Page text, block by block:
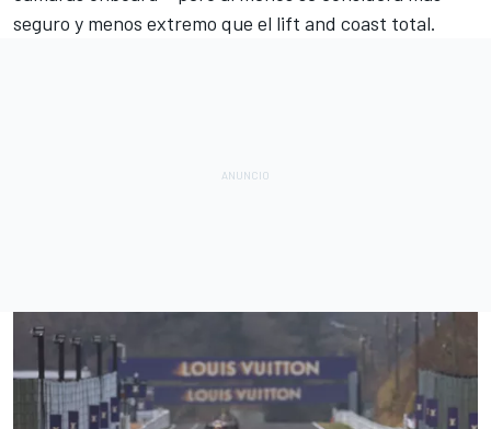
seguro y menos extremo que el lift and coast total.